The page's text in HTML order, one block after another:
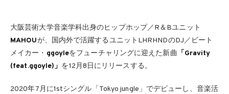
大阪芸術大学音楽学科出身のヒップホップ／R＆Bユニット
MAHOUが、国内外で活躍するユニットLHRHNDのDJ／ビート
メイカー・ ggoyleをフューチャリングに迎えた新曲 「Gravity
(feat.ggoyle)」 を12月8日にリリースする。
2020年7月に1stシングル「Tokyo jungle」でデビューし、音楽活